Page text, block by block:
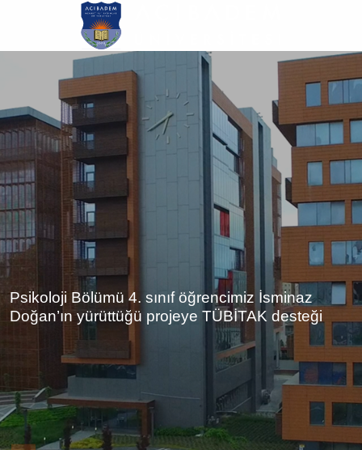
atla
Psikoloji Bölümü 4. sınıf öğrencimiz İsminaz
Doğan’ın yürüttüğü projeye TÜBİTAK desteği